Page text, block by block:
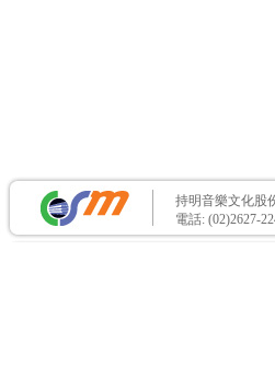
持明音樂文化股
電話: (02)2627-